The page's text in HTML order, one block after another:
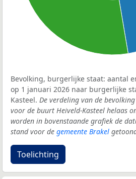
Bevolking, burgerlijke staat: aantal
op 1 januari 2026 naar burgerlijke
Kasteel. De verdeling van de
voor de buurt Heiveld-Kasteel helaas
worden in bovenstaande grafiek de
stand voor de gemeente Brakel
Toelichting